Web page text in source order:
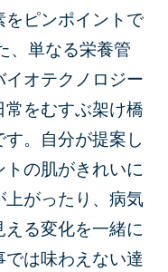
をピンポイントで
、単なる栄養管
オテクノロジー
常をむすぶ架け橋
。自分が提案し
の肌がきれいに
がったり、病気
る変化を一緒に
は味わえない達